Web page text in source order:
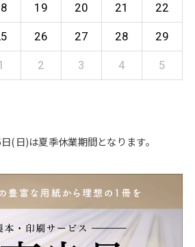
19 20 21 22
26 27 28 29
2 3 4 5
(日)は夏季休業期間となります。